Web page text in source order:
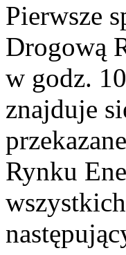
Pierwsze
Drogową
w godz.
znajduje
Rynku